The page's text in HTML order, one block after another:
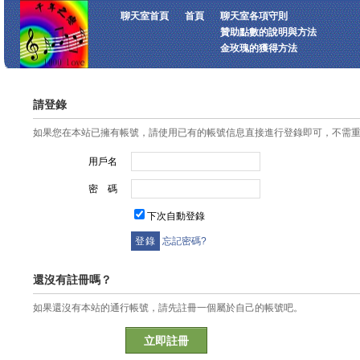
聊天室首頁 首頁
聊天室各項守則
贊助點數的說明與方法
金玫瑰的獲得方法
請登錄
如果您在本站已擁有帳號，請使用已有的帳號信息直接進行登錄即可，不需
用戶名
密 碼
下次自動登錄
忘記密碼?
還沒有註冊嗎？
如果還沒有本站的通行帳號，請先註冊一個屬於自己的帳號吧。
立即註冊